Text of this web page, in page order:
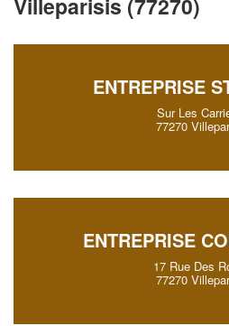
ENTREPRISE
Sur Les
77270
ENTREPRISE
17 Rue Des
77270